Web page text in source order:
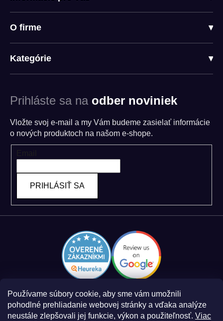
Používame súbory cookie, aby sme vám umožnili
pohodlné prehliadanie webovej stránky a vďaka analýze
neustále zlepšovali jej funkcie, výkon a použiteľnosť. Viac
O firme ▾
Kategórie ▾
Prihláste sa na odber noviniek
Vložte svoj e-mail a my Vám budeme zasielať informácie
o nových produktoch na našom e-shope.
PRIHLÁSIŤ SA